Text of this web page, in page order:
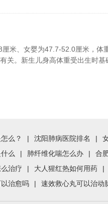
米、女婴为47.7-52.0厘米，
关。新生儿身高体重受出生时基
么？ | 沈阳肺病医院排名 |
么
| 肺纤维化喘怎么办 | 合
治疗
| 大人猩红热如何用药 |
治愈吗
| 速效救心丸可以治动